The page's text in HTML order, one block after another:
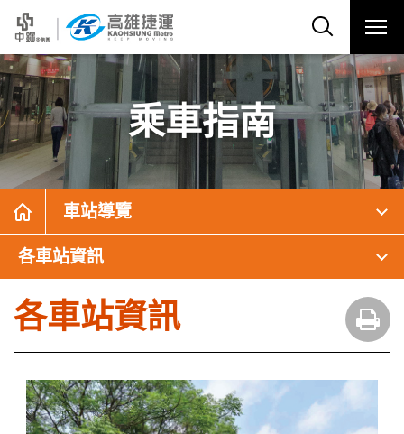
乘車指南
車站導覽
各車站資訊
各車站資訊